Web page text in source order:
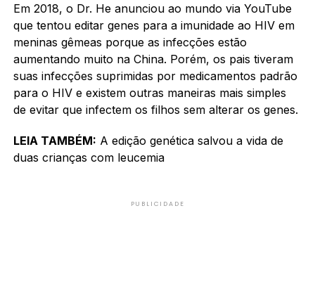
Em 2018, o Dr. He anunciou ao mundo via YouTube
que tentou editar genes para a imunidade ao HIV em
meninas gêmeas porque as infecções estão
aumentando muito na China. Porém, os pais tiveram
suas infecções suprimidas por medicamentos padrão
para o HIV e existem outras maneiras mais simples
de evitar que infectem os filhos sem alterar os genes.
LEIA TAMBÉM: A edição genética salvou a vida de
duas crianças com leucemia
PUBLICIDADE